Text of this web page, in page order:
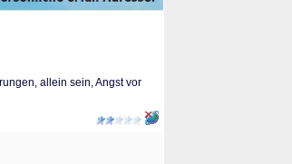
allein sein, Angst vor